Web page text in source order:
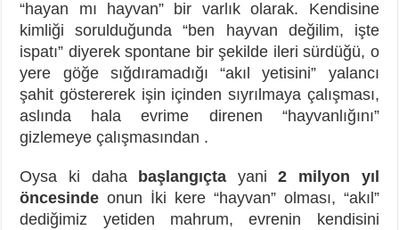
“hayan mı hayvan” bir varlık olarak. Kendisine
kimliği sorulduğunda “ben hayvan değilim, işte
ispatı” diyerek spontane bir şekilde ileri sürdüğü, o
yere göğe sığdıramadığı “akıl yetisini” yalancı
şahit göstererek işin içinden sıyrılmaya çalışması,
aslında hala evrime direnen “hayvanlığını”
gizlemeye çalışmasından .
Oysa ki daha başlangıçta yani2 milyon yıl
öncesinde onun İki kere “hayvan” olması, “akıl”
dediğimiz yetiden mahrum, evrenin kendisini